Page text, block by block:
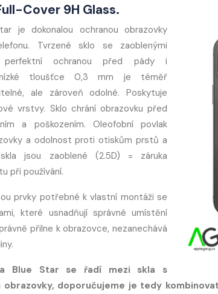
Cover 9H Glass.
je dokonalou ochranou obrazovky
Tvrzené sklo se zaoblenými
ochranou před pády i
nízké tloušťce 0,3 mm je téměř
ale zároveň odolné. Poskytuje
vrstvy. Sklo chrání obrazovku před
a poškozením. Oleofobní povlak
a odolnost proti otiskům prstů a
jsou zaoblené (2.5D) = záruka
při používání.
prvky potřebné k vlastní montáži se
které usnadňují správné umístění
přilne k obrazovce, nezanechává
Blue Star se řadí mezi skla s
doporučujeme je tedy